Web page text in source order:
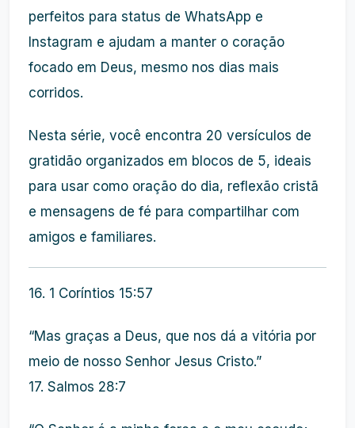
perfeitos para status de WhatsApp e
Instagram e ajudam a manter o coração
focado em Deus, mesmo nos dias mais
corridos.
Nesta série, você encontra 20 versículos de
gratidão organizados em blocos de 5, ideais
para usar como oração do dia, reflexão cristã
e mensagens de fé para compartilhar com
amigos e familiares.
16. 1 Coríntios 15:57
“Mas graças a Deus, que nos dá a vitória por
meio de nosso Senhor Jesus Cristo.”
17. Salmos 28:7